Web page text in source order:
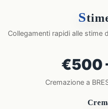
S
Collegamenti rapidi alle stime
€500
Cremazione a